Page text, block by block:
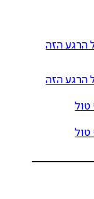
הרגע הזה
הרגע הזה